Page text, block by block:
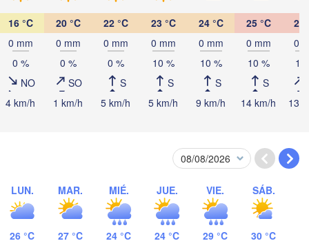
16 °C
0 mm
0 %
NO
4 km/h
20 °C
0 mm
0 %
SO
1 km/h
22 °C
0 mm
0 %
S
5 km/h
23 °C
0 mm
10 %
S
5 km/h
24 °C
0 mm
10 %
S
9 km/h
25 °C
0 mm
10 %
S
14 km/h
26
0
10
13
LUN.
26 °C
MAR.
27 °C
MIÉ.
24 °C
JUE.
24 °C
VIE.
29 °C
SÁB.
30 °C
Tiranë
Foggia
ALBANIA
Napoli